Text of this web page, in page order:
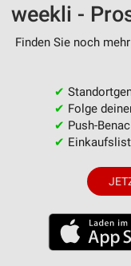
weekli -
Finden Sie noch
✔
✔ Folge
✔ Push-
✔